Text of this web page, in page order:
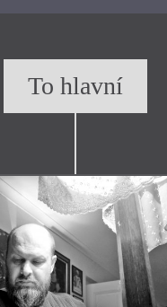
civilizačně ubírat.
možné, že se
které v
tak etatismus.
stane. Mám
To hlavní